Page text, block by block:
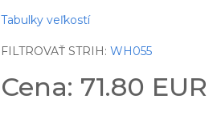
Tabulky veľkostí
FILTROVAŤ STRIH:WH055
Cena: 71.80 EUR